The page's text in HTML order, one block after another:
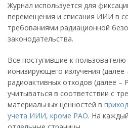
Журнал используется для
перемещения и списания ИИИ в
требованиями радиационной
законодательства.
Все поступившие к пользователю
ионизирующего излучения
радиоактивных отходов (далее
учитываться в соответствии с
материальных ценностей в
учета ИИИ, кроме РАО. На